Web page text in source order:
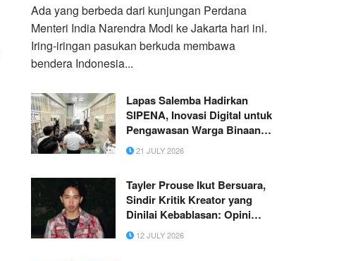
Ada yang berbeda dari kunjungan Perdana
Menteri India Narendra Modi ke Jakarta hari ini.
Iring-iringan pasukan berkuda membawa
bendera Indonesia...
Lapas Salemba Hadirkan
SIPENA, Inovasi Digital untuk
Pengawasan Warga Binaan
yang Lebih Cepat dan Akurat
21 JULY 2026
Tayler Prouse Ikut Bersuara,
Sindir Kritik Kreator yang
Dinilai Kebablasan: Opini
Boleh, Tapi Cara Juga
Menentukan Kualitas
12 JULY 2026